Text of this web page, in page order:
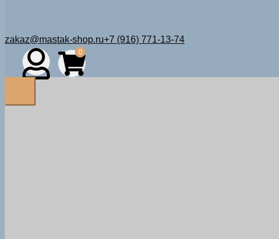
zakaz@mastak-shop.ru+7 (916) 771-13-74
0